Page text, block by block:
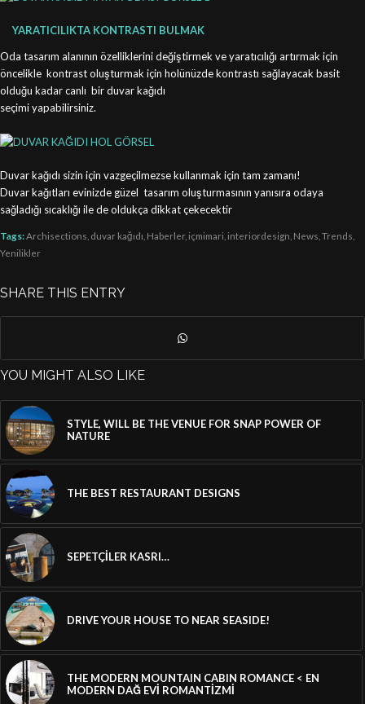
YARATICILIKTA KONTRASTI BULMAK
Oda tasarım alanının özelliklerini değiştirmek ve yaratıcılığı artırmak için
öncelikle kontrast oluşturmak için holünüzde kontrastı sağlayacak basit
olduğu kadar canlı bir duvar kağıdı
seçimi yapabilirsiniz.
Duvar kağıdı sizin için vazgeçilmezse kullanmak için tam zamanı!
Duvar kağıtları evinizde güzel tasarım oluşturmasının yanısıra odaya
sağladığı sıcaklığı ile de oldukça dikkat çekecektir
Tags: Archisections duvar kağıdı Haberler, içmimari interiordesign News Trends
Yenilikler
SHARE THIS ENTRY
YOU MIGHT ALSO LIKE
STYLE, WILL BE THE VENUE FOR SNAP POWER OF
NATURE
THE BEST RESTAURANT DESIGNS
SEPETÇİLER KASRI…
DRIVE YOUR HOUSE TO NEAR SEASIDE!
THE MODERN MOUNTAIN CABIN ROMANCE < EN
MODERN DAĞ EVİ ROMANTİZMİ